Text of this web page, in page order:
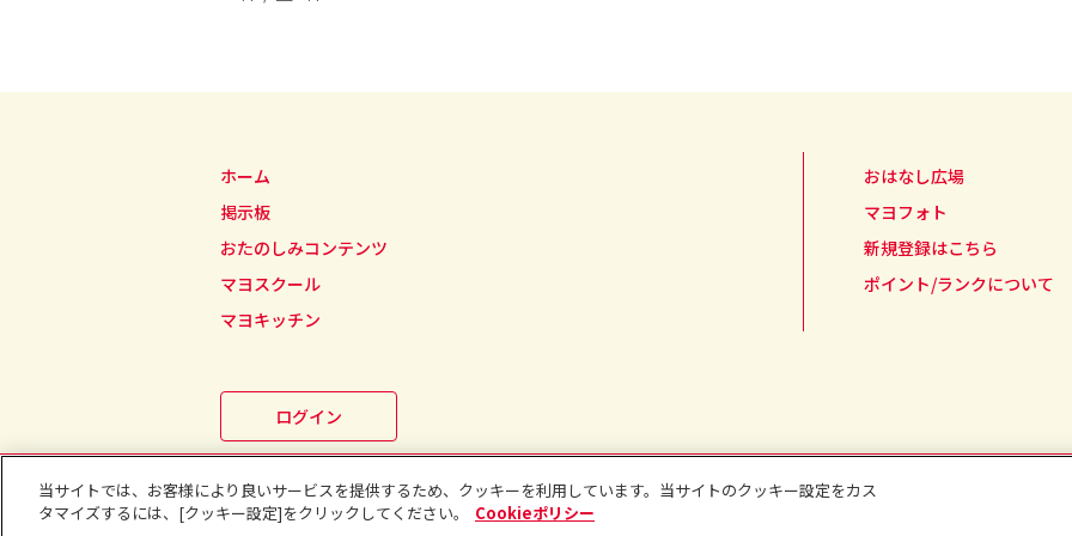
ホーム
掲示板
おたのしみコンテンツ
マヨスクール
マヨキッチン
おはなし広場
マヨフォト
新規登録はこちら
ポイント/ランクについて
ログイン
プライバシーポリシー 利用規約 コミュニティガイドライン
Cookieポリシー
Copyright © Kewpie Corporation All rights reserved.
当サイトでは、お客様により良いサービスを提供するため、クッキーを利用しています。当サイトのクッキー設定をカス
タマイズするには、[クッキー設定]をクリックしてください。
Cookieポリシー